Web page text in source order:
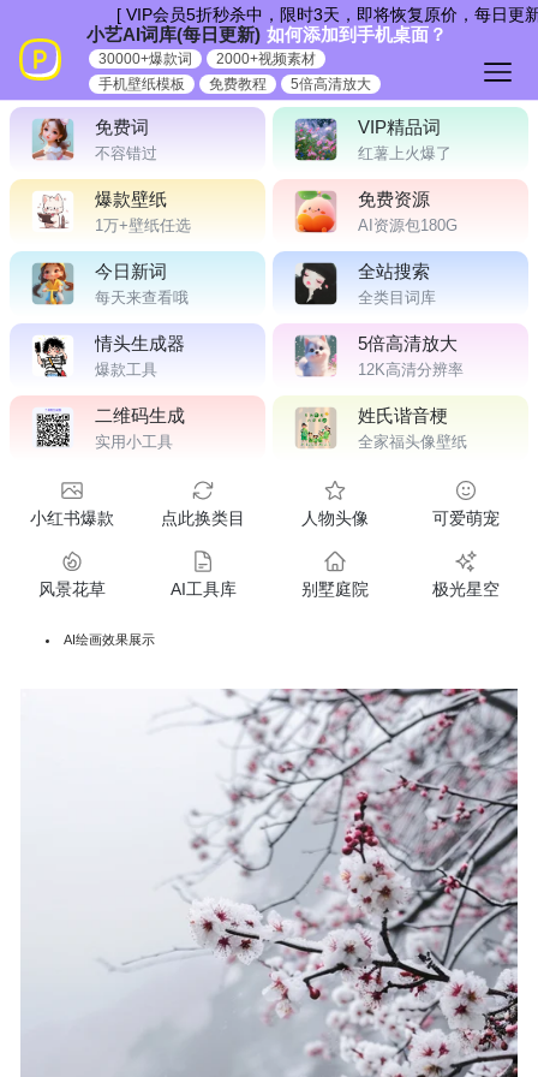
容
免费词
不容错过
VIP精品词
红薯上火爆了
爆款壁纸
1万+壁纸任选
免费资源
AI资源包180G
今日新词
每天来查看哦
全站搜索
全类目词库
情头生成器
爆款工具
5倍高清放大
12K高清分辨率
二维码生成
实用小工具
姓氏谐音梗
全家福头像壁纸
小红书爆款 点此换类目 人物头像 可爱萌宠
风景花草 AI工具库 别墅庭院 极光星空
AI绘画效果展示
[ VIP会员5折秒杀中，限时3天，即将恢复原价，每日更新
小艺AI词库(每日更新) 如何添加到手机桌面？
30000+爆款词
2000+视频素材
手机壁纸模板
免费教程 5倍高清放大